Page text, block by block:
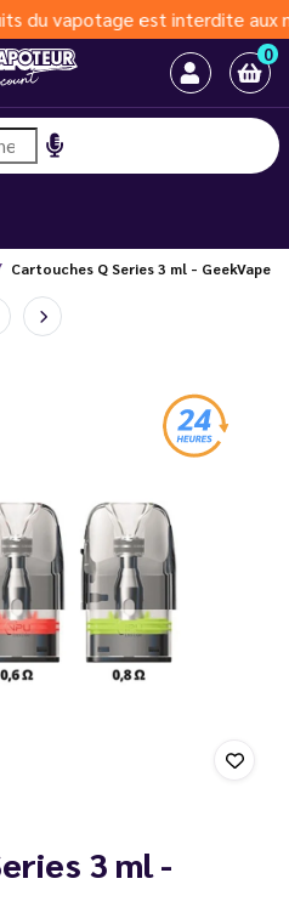
est interdite aux moins
0
Cartouches Q Series 3 ml - GeekVape
3 ml -